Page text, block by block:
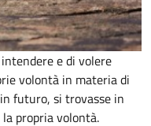
e di volere
volontà in materia di
futuro, si trovasse in
propria volontà.